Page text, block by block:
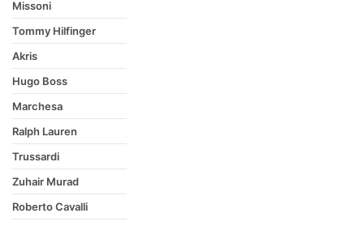
Missoni
Tommy Hilfinger
Akris
Hugo Boss
Marchesa
Ralph Lauren
Trussardi
Zuhair Murad
Roberto Cavalli